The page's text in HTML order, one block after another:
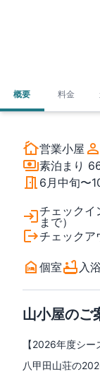
概要 料金
営業小屋
素泊まり
6月中旬〜
チェックイ
まで）
チェックア
個室 入浴
山小屋のご
【2026年度シ
八甲田山荘の